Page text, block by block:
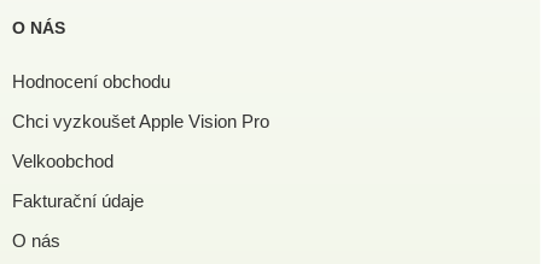
O NÁS
Hodnocení obchodu
Chci vyzkoušet Apple Vision Pro
Velkoobchod
Fakturační údaje
O nás